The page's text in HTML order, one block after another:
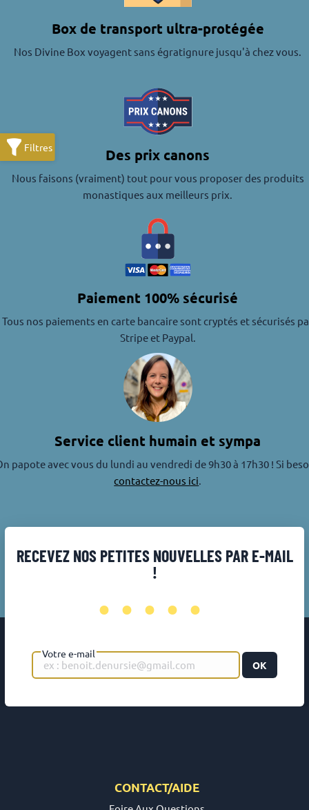
Box de transport ultra-protégée
Nos Divine Box voyagent sans égratignure jusqu'à chez vous.
Des prix canons
Nous faisons (vraiment) tout pour vous proposer des produits
monastiques aux meilleurs prix.
Paiement 100% sécurisé
Tous nos paiements en carte bancaire sont cryptés et sécurisés
Stripe et Paypal.
Service client humain et sympa
papote avec vous du lundi au vendredi de 9h30 à 17h30 ! Si
contactez-nous ici.
RECEVEZ NOS PETITES NOUVELLES PAR E-MAIL
!
•••••
Votre e-mail
OK
CONTACT/AIDE